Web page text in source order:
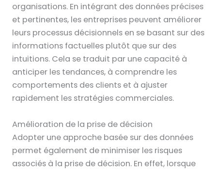
organisations. En intégrant des données précises
et pertinentes, les entreprises peuvent améliorer
leurs processus décisionnels en se basant sur des
informations factuelles plutôt que sur des
intuitions. Cela se traduit par une capacité à
anticiper les tendances, à comprendre les
comportements des clients et à ajuster
rapidement les stratégies commerciales.
Amélioration de la prise de décision
Adopter une approche basée sur des données
permet également de minimiser les risques
associés à la prise de décision. En effet, lorsque